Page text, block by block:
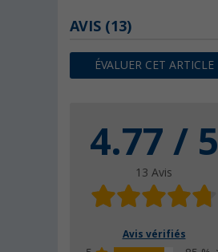
AVIS (13)
ÉVALUER CET ARTICLE
4.77 / 5
13 Avis
Avis vérifiés